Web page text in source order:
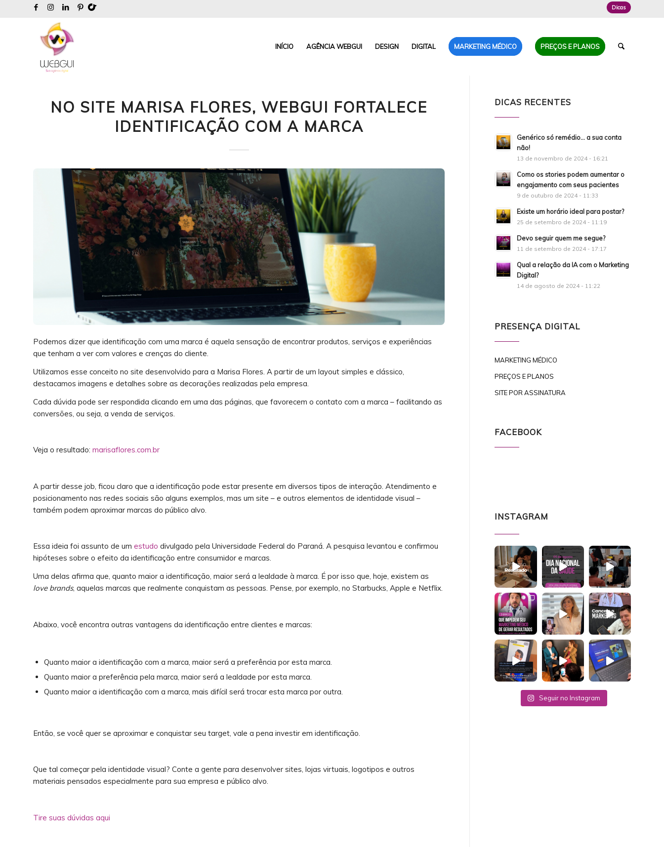
Dicas
INÍCIO AGÊNCIA WEBGUI DESIGN DIGITAL MARKETING MÉDICO PREÇOS E PLANOS
NO SITE MARISA FLORES, WEBGUI FORTALECE
IDENTIFICAÇÃO COM A MARCA
Podemos dizer que identificação com uma marca é aquela sensação de encontrar produtos, serviços e experiências
que tenham a ver com valores e crenças do cliente.
Utilizamos esse conceito no site desenvolvido para a Marisa Flores. A partir de um layout simples e clássico,
destacamos imagens e detalhes sobre as decorações realizadas pela empresa.
Cada dúvida pode ser respondida clicando em uma das páginas, que favorecem o contato com a marca – facilitando as
conversões, ou seja, a venda de serviços.
Veja o resultado: marisaflores.com.br
A partir desse job, ficou claro que a identificação pode estar presente em diversos tipos de interação. Atendimento e
posicionamento nas redes sociais são alguns exemplos, mas um site – e outros elementos de identidade visual –
também podem aproximar marcas do público alvo.
Essa ideia foi assunto de um estudo divulgado pela Universidade Federal do Paraná. A pesquisa levantou e confirmou
hipóteses sobre o efeito da identificação entre consumidor e marcas.
Uma delas afirma que, quanto maior a identificação, maior será a lealdade à marca. É por isso que, hoje, existem as
love brands, aquelas marcas que realmente conquistam as pessoas. Pense, por exemplo, no Starbucks, Apple e Netflix.
Abaixo, você encontra outras vantagens da identificação entre clientes e marcas:
Quanto maior a identificação com a marca, maior será a preferência por esta marca.
Quanto maior a preferência pela marca, maior será a lealdade por esta marca.
Quanto maior a identificação com a marca, mais difícil será trocar esta marca por outra.
Então, se você quer se aproximar e conquistar seu target, vale a pena investir em identificação.
Que tal começar pela identidade visual? Conte a gente para desenvolver sites, lojas virtuais, logotipos e outros
materiais pensados especialmente para sua empresa e público alvo.
Tire suas dúvidas aqui
DICAS RECENTES
Genérico só remédio… a sua conta
não!
13 de novembro de 2024 - 16:21
Como os stories podem aumentar o
engajamento com seus pacientes
9 de outubro de 2024 - 11:33
Existe um horário ideal para postar?
25 de setembro de 2024 - 11:19
Devo seguir quem me segue?
11 de setembro de 2024 - 17:17
Qual a relação da IA com o Marketing
Digital?
14 de agosto de 2024 - 11:22
PRESENÇA DIGITAL
MARKETING MÉDICO
PREÇOS E PLANOS
SITE POR ASSINATURA
FACEBOOK
INSTAGRAM
Seguir no Instagram